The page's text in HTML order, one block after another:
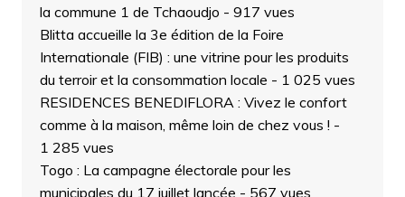
la commune 1 de Tchaoudjo - 917 vues
Blitta accueille la 3e édition de la Foire
Internationale (FIB) : une vitrine pour les produits
du terroir et la consommation locale - 1 025 vues
RESIDENCES BENEDIFLORA : Vivez le confort
comme à la maison, même loin de chez vous ! -
1 285 vues
Togo : La campagne électorale pour les
municipales du 17 juillet lancée - 567 vues